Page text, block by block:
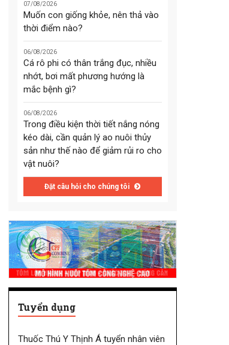
07/08/2026
Muốn con giống khỏe, nên thả vào
thời điểm nào?
06/08/2026
Cá rô phi có thân trắng đục, nhiều
nhớt, bơi mất phương hướng là
mắc bệnh gì?
06/08/2026
Trong điều kiện thời tiết nắng nóng
kéo dài, cần quản lý ao nuôi thủy
sản như thế nào để giảm rủi ro cho
vật nuôi?
Đặt câu hỏi cho chúng tôi
Tuyển dụng
Thuốc Thú Y Thịnh Á tuyển nhân viên